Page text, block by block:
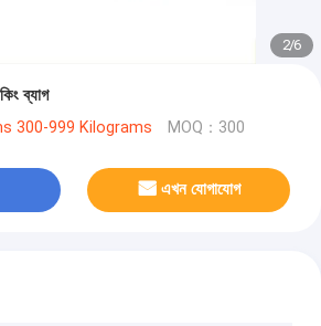
2/6
ব্যাগ
300-999 Kilograms MOQ：300
এখন যোগাযোগ